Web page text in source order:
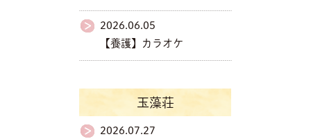
2026.06.05
【養護】カラオケ
玉藻荘
2026.07.27